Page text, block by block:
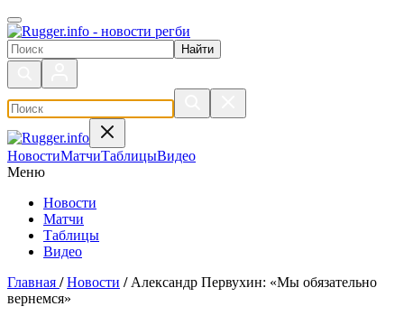
Поиск по сайту
НовостиМатчиТаблицыВидео
Меню
Новости
Матчи
Таблицы
Видео
Главная / Новости / Александр Первухин: «Мы обязательно
вернемся»